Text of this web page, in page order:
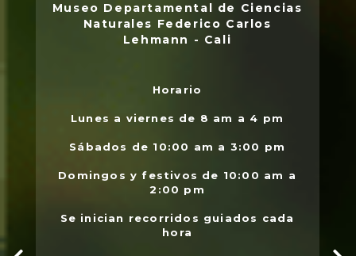
Museo Departamental de Ciencias
Naturales Federico Carlos
Lehmann - Cali
Horario
Lunes a viernes de 8 am a 4 pm
Sábados de 10:00 am a 3:00 pm
Domingos y festivos de 10:00 am a
2:00 pm
Se inician recorridos guiados cada
hora